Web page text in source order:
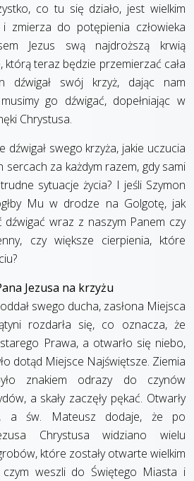
co tu się działo, jest wielkim
zmierza do potępienia człowieka
Jezus swą najdroższą krwią
którą teraz będzie przemierzać cała
dźwigał swój krzyż, dając nam
go dźwigać, dopełniając w
Chrystusa.
dźwigał swego krzyża, jakie uczucia
sercach za każdym razem, gdy sami
sytuacje życia? I jeśli Szymon
Mu w drodze na Golgotę, jak
dźwigać wraz z naszym Panem czy
czy większe cierpienia, które
Jezusa na krzyżu
swego ducha, zasłona Miejsca
rozdarła się, co oznacza, że
Prawa, a otwarło się niebo,
dotąd Miejsce Najświętsze. Ziemia
znakiem odrazy do czynów
a skały zaczęły pękać. Otwarły
a św. Mateusz dodaje, że po
Chrystusa widziano wielu
które zostały otwarte wielkim
weszli do Świętego Miasta i